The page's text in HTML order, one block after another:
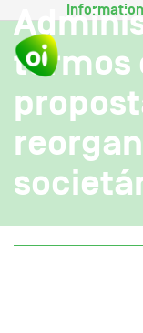
termos